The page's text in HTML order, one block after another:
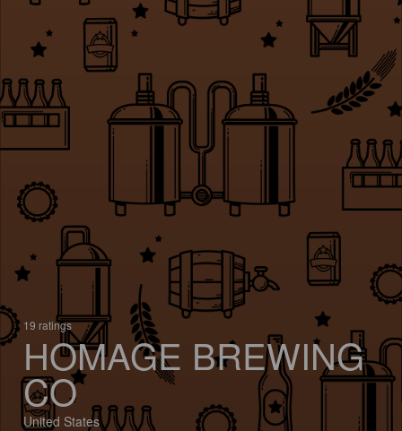
19 ratings
HOMAGE BREWING
CO
United States